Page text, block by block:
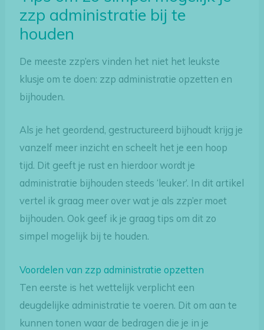
zzp administratie bij te
houden
De meeste zzp’ers vinden het niet het leukste
klusje om te doen: zzp administratie opzetten en
bijhouden.
Als je het geordend, gestructureerd bijhoudt krijg je
vanzelf meer inzicht en scheelt het je een hoop
tijd. Dit geeft je rust en hierdoor wordt je
administratie bijhouden steeds ‘leuker’. In dit artikel
vertel ik graag meer over wat je als zzp’er moet
bijhouden. Ook geef ik je graag tips om dit zo
simpel mogelijk bij te houden.
Voordelen van zzp administratie opzetten
Ten eerste is het wettelijk verplicht een
deugdelijke administratie te voeren. Dit om aan te
kunnen tonen waar de bedragen die je in je